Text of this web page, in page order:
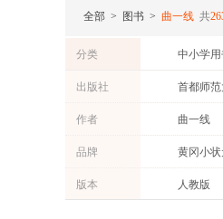
全部 > 图书 > 曲一线 共
分类 中小学
外语
古籍
时尚/美妆
出版社
中国大地
人民教育
作者 曲一线
埃·奥·卜
品牌 黄冈小
三点一测
小学教
版本 人教版